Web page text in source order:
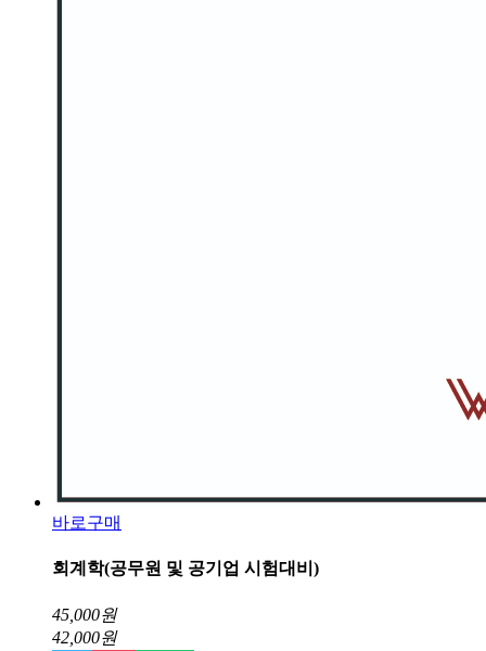
바로구매
회계학(공무원 및 공기업 시험대비)
45,000원
42,000원